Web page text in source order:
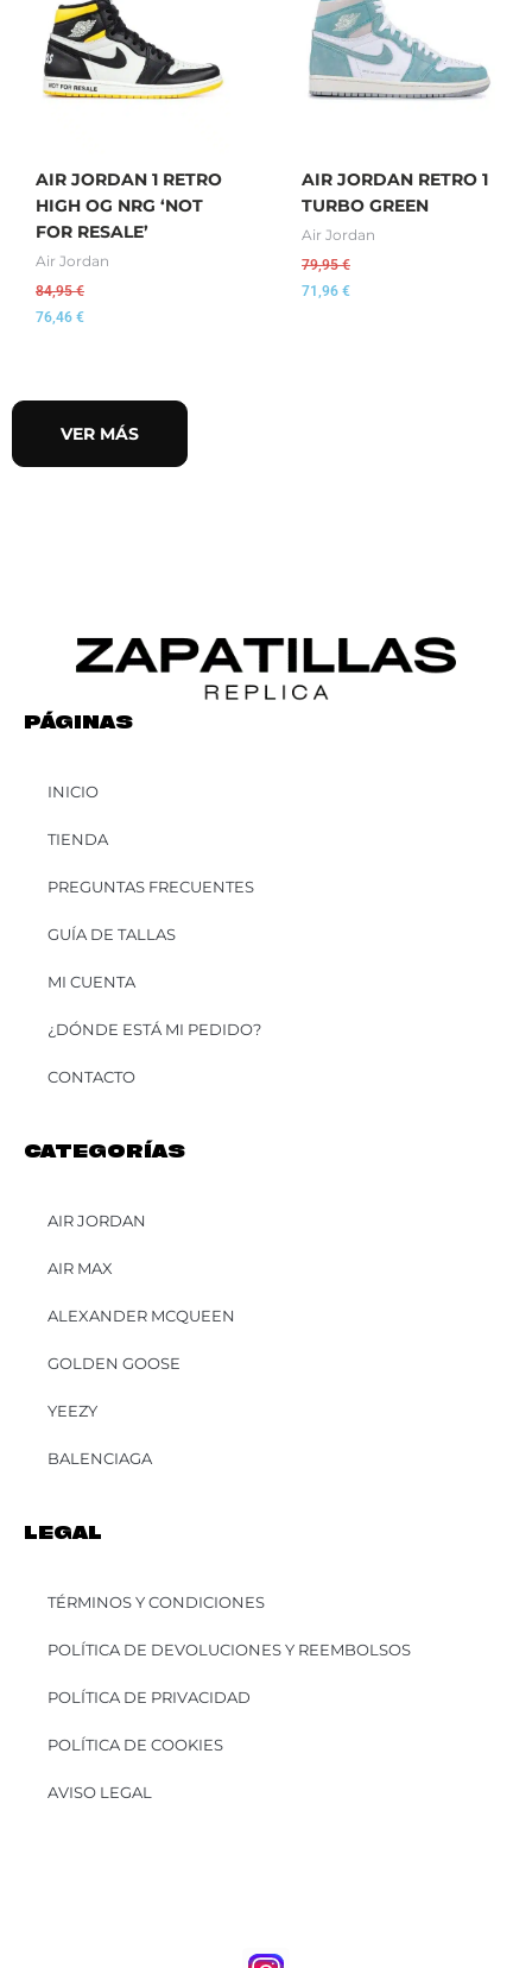
AIR JORDAN 1 RETRO
HIGH OG NRG ‘NOT
FOR RESALE’
Air Jordan
84,95€
76,46 €
AIR JORDAN RETRO 1
TURBO GREEN
Air Jordan
79,95€
71,96 €
VER MÁS
PÁGINAS
INICIO
TIENDA
PREGUNTAS FRECUENTES
GUÍA DE TALLAS
MI CUENTA
¿DÓNDE ESTÁ MI PEDIDO?
CONTACTO
CATEGORÍAS
AIR JORDAN
AIR MAX
ALEXANDER MCQUEEN
GOLDEN GOOSE
YEEZY
BALENCIAGA
LEGAL
TÉRMINOS Y CONDICIONES
POLÍTICA DE DEVOLUCIONES Y REEMBOLSOS
POLÍTICA DE PRIVACIDAD
POLÍTICA DE COOKIES
AVISO LEGAL